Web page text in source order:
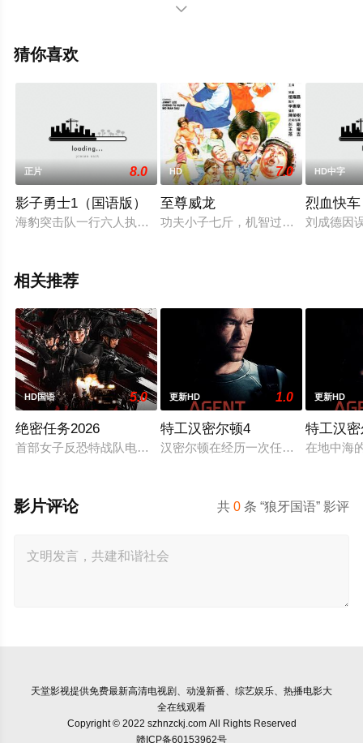
子,林雪,姜宝成,郑浩南,田启文,惠英红,黄伟亮等演员精彩演
免费观看高清无删减完整版电影大全就上电影天堂网，更

猜你喜欢
正片 8.0
影子勇士1（国语版）
海豹突击队一行六人执行抓捕大毒枭卡林多的任务，一切进行
HD 7.0
至尊威龙
功夫小子七斤，机智过人，好打不平
HD中字
烈血快车
刘成德因
相关推荐
HD国语 5.0
绝密任务2026
首部女子反恐特战队电影，面对恐怖主义恶势力，“最飒女子反
更新HD 1.0
特工汉密尔顿4
汉密尔顿在经历一次任务的严重后
更新HD
特工汉
在地中海
共0 条 “狼牙国语” 影评
影片评论
天堂影视提供免费最新高清电视剧、动漫新番、综艺娱乐、热播电影大
全在线观看
Copyright © 2022 szhnzckj.com All Rights Reserved
赣ICP备60153962号